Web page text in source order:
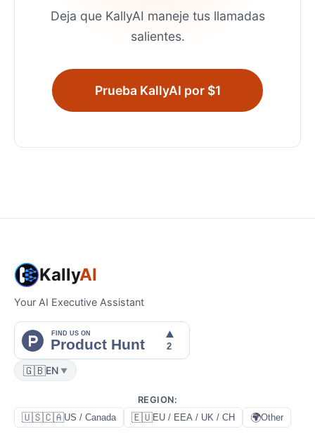
Deja que KallyAI maneje tus llamadas
salientes.
Prueba KallyAI por $1
KallyAI
Your AI Executive Assistant
🇬🇧EN ▼
REGION:
🇺🇸🇨🇦US / Canada 🇪🇺EU / EEA / UK / CH 🌍Other